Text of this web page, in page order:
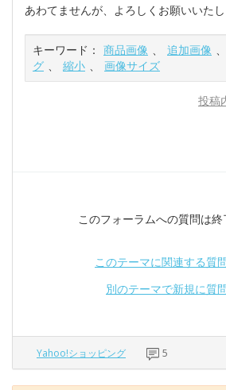
あわてませんが、よろしくお願いいたし
キーワード： 商品画像 、 追加画像 、
グ 、 縮小 、 画像サイズ
投稿
このフォーラムへの質問は終
このテーマに関連する質
別のテーマで新規に質
Yahoo!ショッピング 5